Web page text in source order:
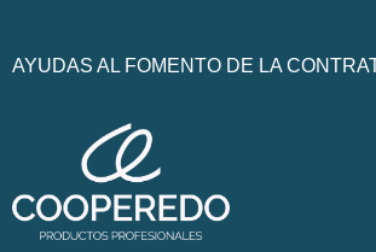
AYUDAS AL FOMENTO DE LA